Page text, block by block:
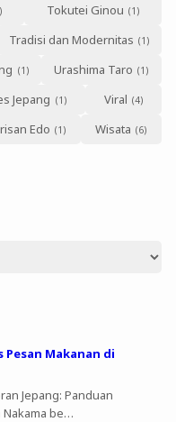
Tokutei Ginou
Tradisi dan Modernitas
Urashima Taro
Jepang
Viral
Edo Wisata
Pesan Makanan di
Jepang: Panduan
Nakama be…